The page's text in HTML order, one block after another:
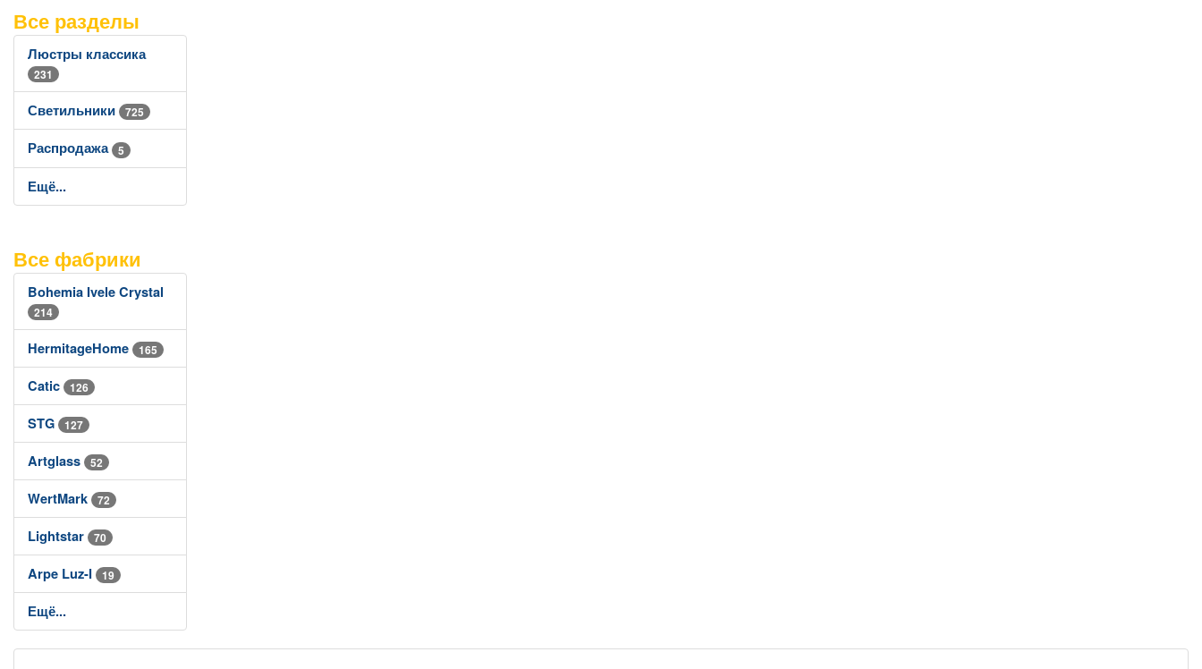
Все разделы
Люстры классика
231
Светильники 725
Распродажа 5
Ещё...
Все фабрики
Bohemia Ivele Crystal
214
HermitageHome 165
Catic 126
STG 127
Artglass 52
WertMark 72
Lightstar 70
Arpe Luz-I 19
Ещё...